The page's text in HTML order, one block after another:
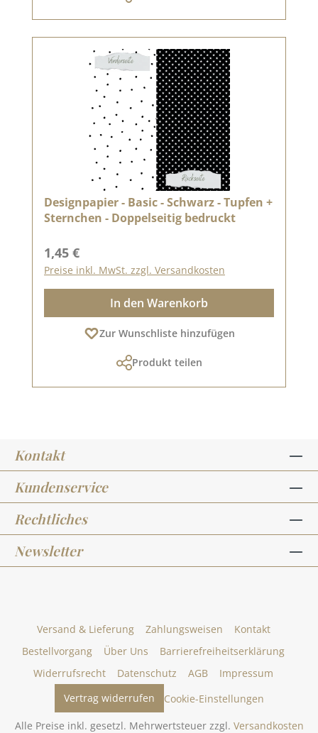
Designpapier - Basic - Schwarz - Tupfen +
Sternchen - Doppelseitig bedruckt
Regulärer Preis:
1,45 €
Preise inkl. MwSt. zzgl. Versandkosten
In den Warenkorb
Zur Wunschliste hinzufügen
Produkt teilen
Kontakt
Kundenservice
Rechtliches
Newsletter
Versand & Lieferung Zahlungsweisen
Kontakt
Bestellvorgang
Über Uns
Barrierefreiheitserklärung
Widerrufsrecht
Datenschutz AGB
Impressum
Vertrag widerrufen
Cookie-Einstellungen
Alle Preise inkl. gesetzl. Mehrwertsteuer zzgl. Versandkosten